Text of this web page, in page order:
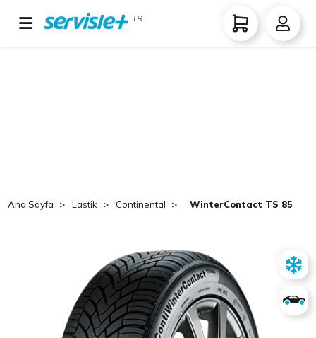
TR
Ana Sayfa Lastik Continental WinterContact TS 850 P